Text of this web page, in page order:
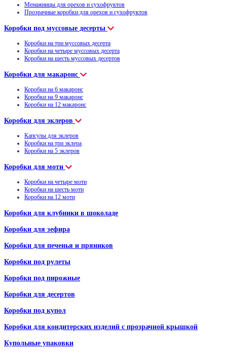
Менажницы для орехов и сухофруктов
Прозрачные коробки для орехов и сухофруктов
Коробки под муссовые десерты
Коробки на три муссовых десерта
Коробки на четыре муссовых десерта
Коробки на шесть муссовых десертов
Коробки для макаронс
Коробки на 6 макаронс
Коробки на 9 макаронс
Коробки на 12 макаронс
Коробки для эклеров
Капсулы для эклеров
Коробки на три эклера
Коробки на 5 эклеров
Коробки для моти
Коробки на четыре моти
Коробки на шесть моти
Коробки на 12 моти
Коробки для клубники в шоколаде
Коробки для зефира
Коробки для печенья и пряников
Коробки под рулеты
Коробки под пирожные
Коробки для десертов
Коробки под купол
Коробки для кондитерских изделий с прозрачной крышкой
Купольные упаковки